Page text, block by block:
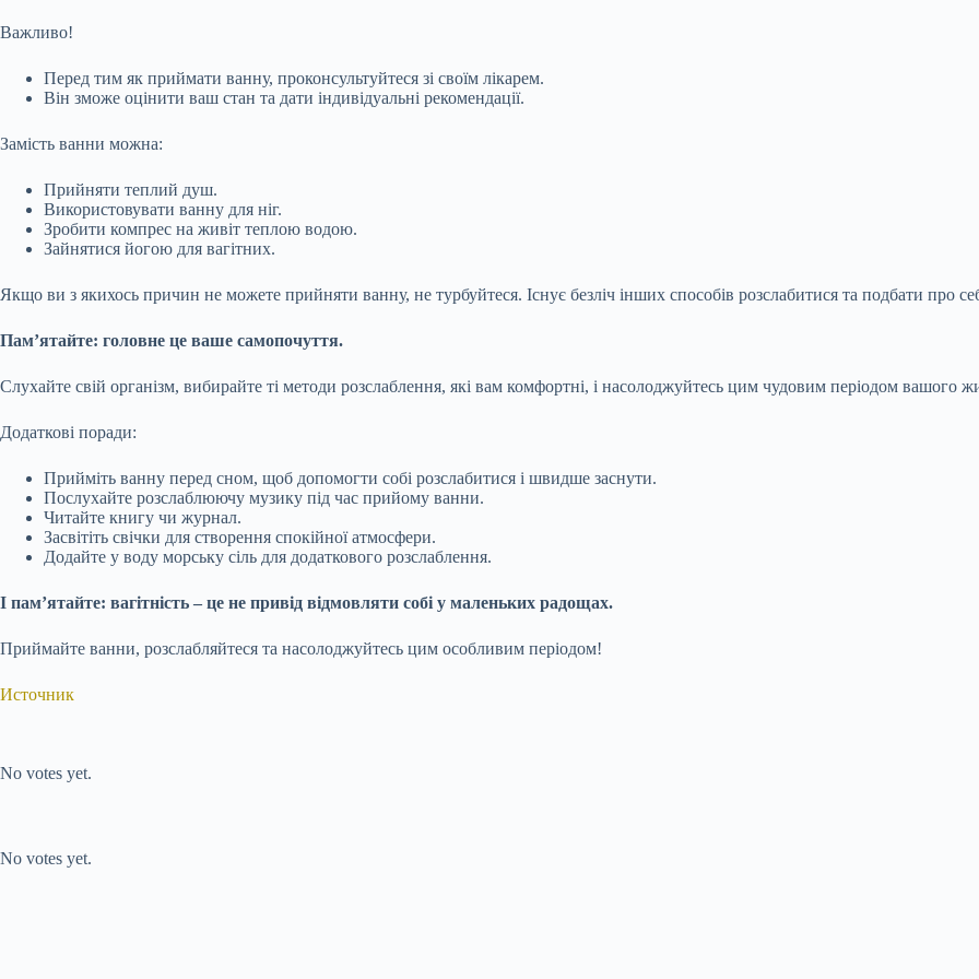
Важливо!
Перед тим як приймати ванну, проконсультуйтеся зі своїм лікарем.
Він зможе оцінити ваш стан та дати індивідуальні рекомендації.
Замість ванни можна:
Прийняти теплий душ.
Використовувати ванну для ніг.
Зробити компрес на живіт теплою водою.
Зайнятися йогою для вагітних.
Якщо ви з якихось причин не можете прийняти ванну, не турбуйтеся. Існує безліч інших способів розслабитися та подбати про
Пам’ятайте: головне це ваше самопочуття.
Слухайте свій організм, вибирайте ті методи розслаблення, які вам комфортні, і насолоджуйтесь цим чудовим періодом вашого
Додаткові поради:
Прийміть ванну перед сном, щоб допомогти собі розслабитися і швидше заснути.
Послухайте розслаблюючу музику під час прийому ванни.
Читайте книгу чи журнал.
Засвітіть свічки для створення спокійної атмосфери.
Додайте у воду морську сіль для додаткового розслаблення.
І пам’ятайте: вагітність – це не привід відмовляти собі у маленьких радощах.
Приймайте ванни, розслабляйтеся та насолоджуйтесь цим особливим періодом!
Источник
No votes yet.
No votes yet.